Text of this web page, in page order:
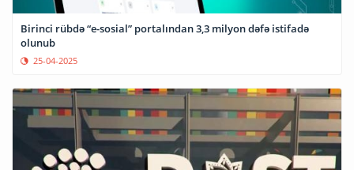
Birinci rübdə “e-sosial” portalından 3,3 milyon dəfə istifadə
olunub
25-04-2025